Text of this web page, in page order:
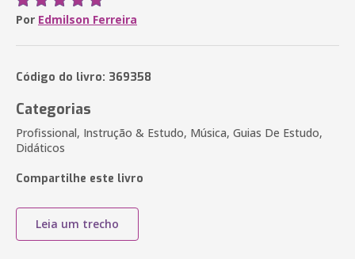
Por Edmilson Ferreira
Código do livro: 369358
Categorias
Profissional, Instrução & Estudo, Música, Guias De Estudo,
Didáticos
Compartilhe este livro
Leia um trecho